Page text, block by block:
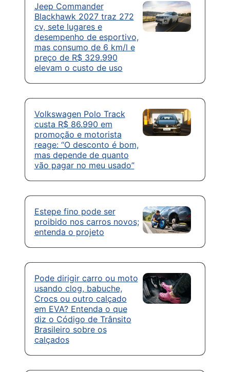
Jeep Commander
Blackhawk 2027 traz 272
cv, sete lugares e
desempenho de esportivo,
mas consumo de 6 km/l e
preço de R$ 329.990
elevam o custo de uso
Volkswagen Polo Track
custa R$ 86.990 em
promoção e motorista
reage: “O desconto é bom,
mas depende de quanto
vão pagar no meu usado”
Estepe fino pode ser
proibido nos carros novos;
entenda o projeto
Pode dirigir carro ou moto
usando clog, babuche,
Crocs ou outro calçado
em EVA? Entenda o que
diz o Código de Trânsito
Brasileiro sobre os
calçados